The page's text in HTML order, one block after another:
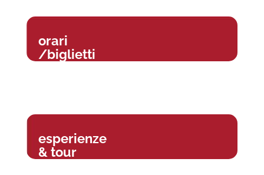
orari
/biglietti
esperienze
& tour